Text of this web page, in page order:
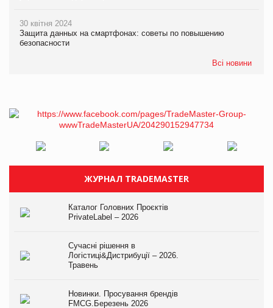
30 квітня 2024
Защита данных на смартфонах: советы по повышению
безопасности
Всі новини
ЖУРНАЛ TRADEMASTER
Каталог Головних Проєктів
PrivateLabel – 2026
Сучасні рішення в
Логістиці&Дистрибуції – 2026.
Травень
Новинки. Просування брендів
FMCG.Березень 2026